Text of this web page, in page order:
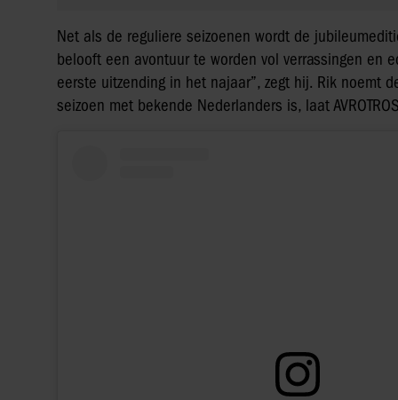
Net als de reguliere seizoenen wordt de
belooft een avontuur te worden vol verrassingen en
eerste uitzending in het najaar”, zegt hij. Rik noemt
seizoen met bekende Nederlanders is, laat